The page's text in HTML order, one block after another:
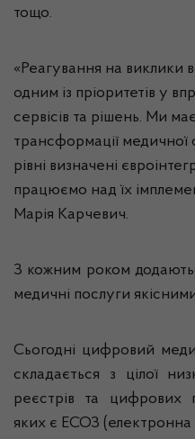
тощо.
«Реагування на виклики
одним із пріоритетів у
сервісів та рішень. Ми
трансформації
рівні визначені
працюємо над їх
Марія Карчевич.
З кожним роком
медичні послуги
Сьогодні цифровий
складається з цілої
реєстрів та цифрових
яких є ЕСОЗ (електронна